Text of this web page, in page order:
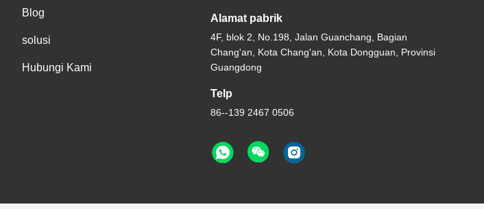
Blog
solusi
Hubungi Kami
Alamat pabrik
4F, blok 2, No.198, Jalan Guanchang, Bagian
Chang'an, Kota Chang'an, Kota Dongguan, Provinsi
Guangdong
Telp
86--139 2467 0506